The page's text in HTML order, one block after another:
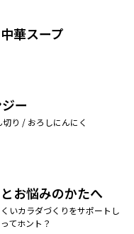
華スープ
ー
り / おろしにんにく
お悩みのかたへ
いカラダづくりをサポートし
てホント？